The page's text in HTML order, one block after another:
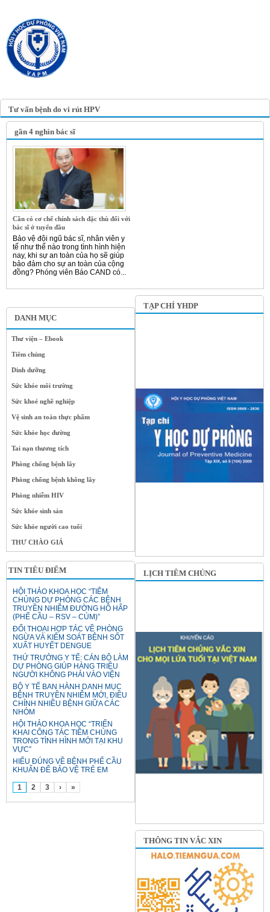
Tư vấn bệnh do vi rút HPV
DANH MỤC
Thư viện – Ebook
Tiêm chủng
Dinh dưỡng
Sức khỏe môi trường
Sức khoẻ nghề nghiệp
Vệ sinh an toàn thực phẩm
Sức khỏe học đường
Tai nạn thương tích
Phòng chống bệnh lây
Phòng chống bệnh không lây
Phòng nhiễm HIV
Sức khỏe sinh sản
Sức khỏe người cao tuổi
THƯ CHÀO GIÁ
TIN TIÊU ĐIỂM
HỘI THẢO KHOA HỌC “TIÊM
CHỦNG DỰ PHÒNG CÁC BỆNH
TRUYỀN NHIỄM ĐƯỜNG HÔ HẤP
(PHẾ CẦU – RSV – CÚM)”
ĐỐI THOẠI HỢP TÁC VỀ PHÒNG
NGỪA VÀ KIỂM SOÁT BỆNH SỐT
XUẤT HUYẾT DENGUE
THỨ TRƯỞNG Y TẾ: CÁN BỘ LÀM
DỰ PHÒNG GIÚP HÀNG TRIỆU
NGƯỜI KHÔNG PHẢI VÀO VIỆN
BỘ Y TẾ BAN HÀNH DANH MỤC
BỆNH TRUYỀN NHIỄM MỚI, ĐIỀU
CHỈNH NHIỀU BỆNH GIỮA CÁC
NHÓM
HỘI THẢO KHOA HỌC “TRIỂN
KHAI CÔNG TÁC TIÊM CHỦNG
TRONG TÌNH HÌNH MỚI TẠI KHU
VỰC”
HIỂU ĐÚNG VỀ BỆNH PHẾ CẦU
KHUẨN ĐỂ BẢO VỆ TRẺ EM
1 2 3 › »
gần 4 nghìn bác sĩ
Cần có cơ chế chính sách đặc thù đối với
bác sĩ ở tuyến đầu
Bảo vệ đội ngũ bác sĩ, nhân viên y
tế như thế nào trong tình hình hiện
nay, khi sự an toàn của họ sẽ giúp
bảo đảm cho sự an toàn của cộng
đồng? Phóng viên Báo CAND có...
TẠP CHÍ YHDP
LỊCH TIÊM CHỦNG
THÔNG TIN VẮC XIN